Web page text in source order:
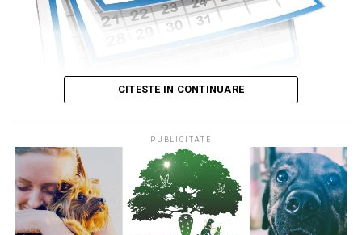
Publicat deCodrin RAITA,
4 august 2026, 05:00
S-a întâmplat într-o zi de 4 august
CITESTE IN CONTINUARE
PUBLICITATE